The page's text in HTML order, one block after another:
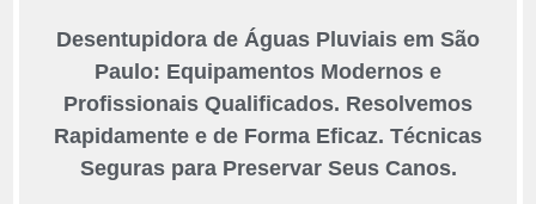
Desentupidora de Águas Pluviais em São
Paulo: Equipamentos Modernos e
Profissionais Qualificados. Resolvemos
Rapidamente e de Forma Eficaz. Técnicas
Seguras para Preservar Seus Canos.